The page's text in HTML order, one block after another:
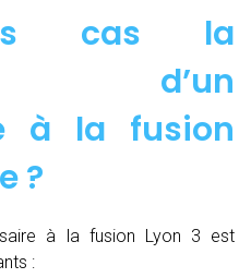
cas la
d’un
à la fusion
?
à la fusion Lyon 3 est
: